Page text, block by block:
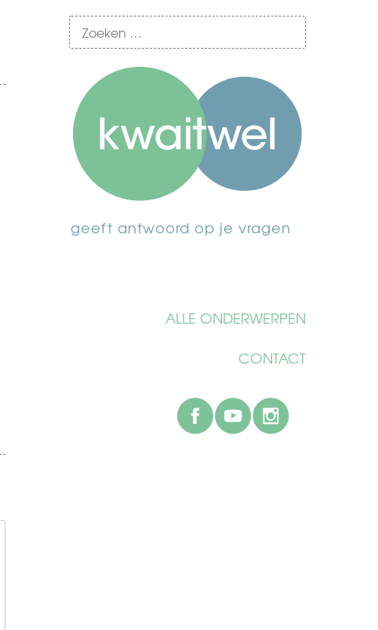
geeft antwoord op je vragen
ALLE ONDERWERPEN
CONTACT
facebook